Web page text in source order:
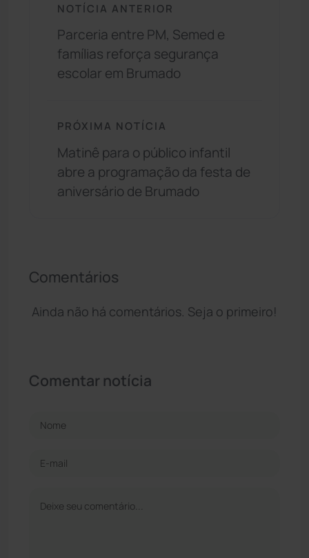
NOTÍCIA ANTERIOR
Parceria entre PM, Semed e
famílias reforça segurança
escolar em Brumado
PRÓXIMA NOTÍCIA
Matinê para o público infantil
abre a programação da festa de
aniversário de Brumado
Comentários
Ainda não há comentários. Seja o primeiro!
Comentar notícia